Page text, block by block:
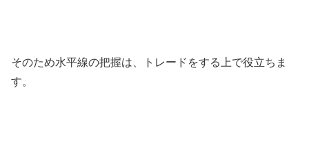
そのため水平線の把握は、トレードをする上で役立ちま
す。